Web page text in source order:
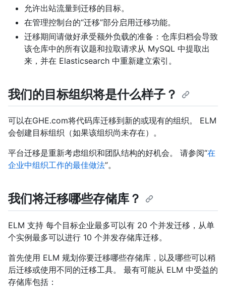
允许出站流量到迁移的目标。
在管理控制台的“迁移”部分启用迁移功能。
迁移期间请做好承受额外负载的准备：仓库归档会导致
该仓库中的所有议题和拉取请求从 MySQL 中提取出
来，并在 Elasticsearch 中重新建立索引。
我们的目标组织将是什么样子？
可以在GHE.com将代码库迁移到新的或现有的组织。 ELM
会创建目标组织（如果该组织尚未存在）。
平台迁移是重新考虑组织和团队结构的好机会。 请参阅“在
企业中组织工作的最佳做法”。
我们将迁移哪些存储库？
ELM 支持 每个目标企业最多可以有 20 个并发迁移，从单
个实例最多可以进行 10 个并发存储库迁移。
首先使用 ELM 规划你要迁移哪些存储库，以及哪些可以稍
后迁移或使用不同的迁移工具。 最有可能从 ELM 中受益的
存储库包括：